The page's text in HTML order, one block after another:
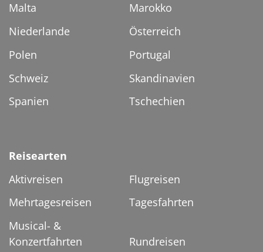
Malta
Marokko
Niederlande
Österreich
Polen
Portugal
Schweiz
Skandinavien
Spanien
Tschechien
Reisearten
Aktivreisen
Flugreisen
Mehrtagesreisen
Tagesfahrten
Musical- &
Konzertfahrten
Rundreisen